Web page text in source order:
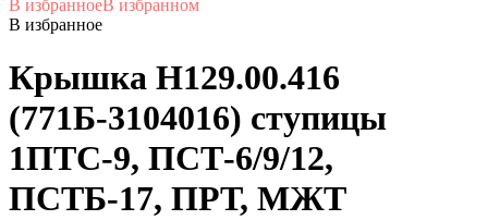
В избранноеВ избранном
В избранное
Крышка Н129.00.416
(771Б-3104016) ступицы
1ПТС-9, ПСТ-6/9/12,
ПСТБ-17, ПРТ, МЖТ